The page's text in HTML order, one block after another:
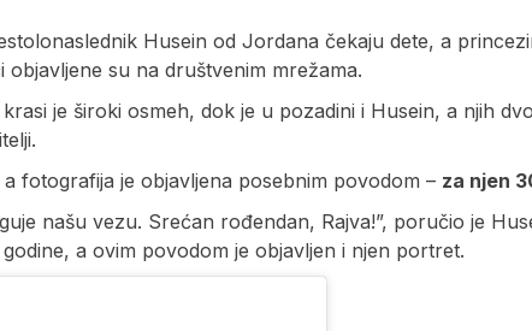
Husein od Jordana čekaju dete, a
su na društvenim mrežama.
je široki osmeh, dok je u pozadini i Husein, a njih
fotografija je objavljena posebnim povodom – za njen
našu vezu. Srećan rođendan, Rajva!”, poručio je
a ovim povodom je objavljen i njen portret.